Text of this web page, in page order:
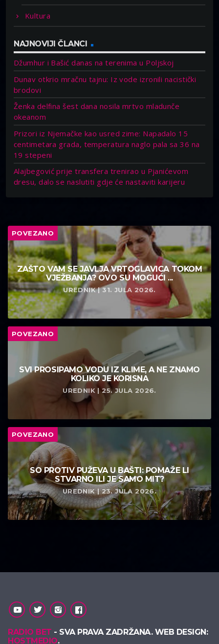
Kultura
NAJNOVIJI ČLANCI
Džumhur i Bašić danas na terenima u Poljskoj
Dunav otkrio mračnu tajnu: Iz vode izronili nacistički
brodovi
Ženka delfina šest dana nosila mrtvo mladunče
okeanom
Prizori iz Njemačke kao usred zime: Napadalo 15
centimetara grada, temperatura naglo pala sa 36 na
19 stepeni
Alajbegović prije transfera trenirao u Pjanićevom
dresu, dalo se naslutiti gdje će nastaviti karijeru
POVEZANO
ZAŠTO VAM SE JAVLJA VRTOGLAVICA TOKOM
VJEŽBANJA? OVO SU MOGUĆI ...
UREDNIK | 31. JULA 2026.
POVEZANO
SVI PROSIPAMO VODU IZ KLIME, A NE ZNAMO
KOLIKO JE KORISNA
UREDNIK | 25. JULA 2026.
POVEZANO
SO PROTIV PUŽEVA U BAŠTI: POMAŽE LI
STVARNO ILI JE SAMO MIT?
UREDNIK | 23. JULA 2026.
RADIO BET - SVA PRAVA ZADRŽANA. WEB DESIGN:
HOSTMEDIO.